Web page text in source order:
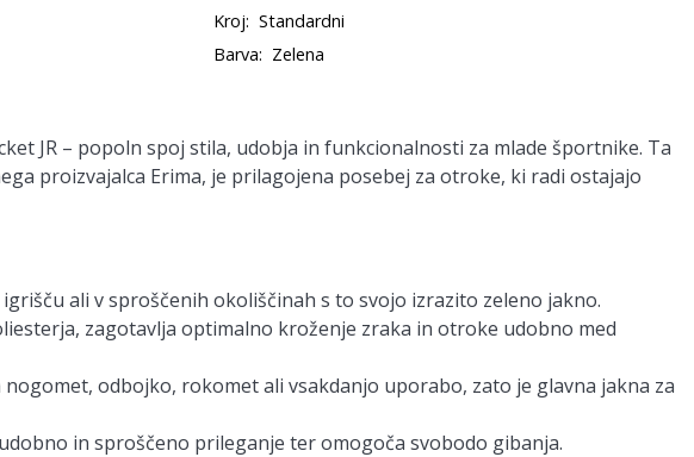
Kroj: Standardni
Barva: Zelena
JR – popoln spoj stila, udobja in funkcionalnosti za mlade športnike. Ta
proizvajalca Erima, je prilagojena posebej za otroke, ki radi ostajajo
ali v sproščenih okoliščinah s to svojo izrazito zeleno jakno.
zagotavlja optimalno kroženje zraka in otroke udobno med
odbojko, rokomet ali vsakdanjo uporabo, zato je glavna jakna za
in sproščeno prileganje ter omogoča svobodo gibanja.